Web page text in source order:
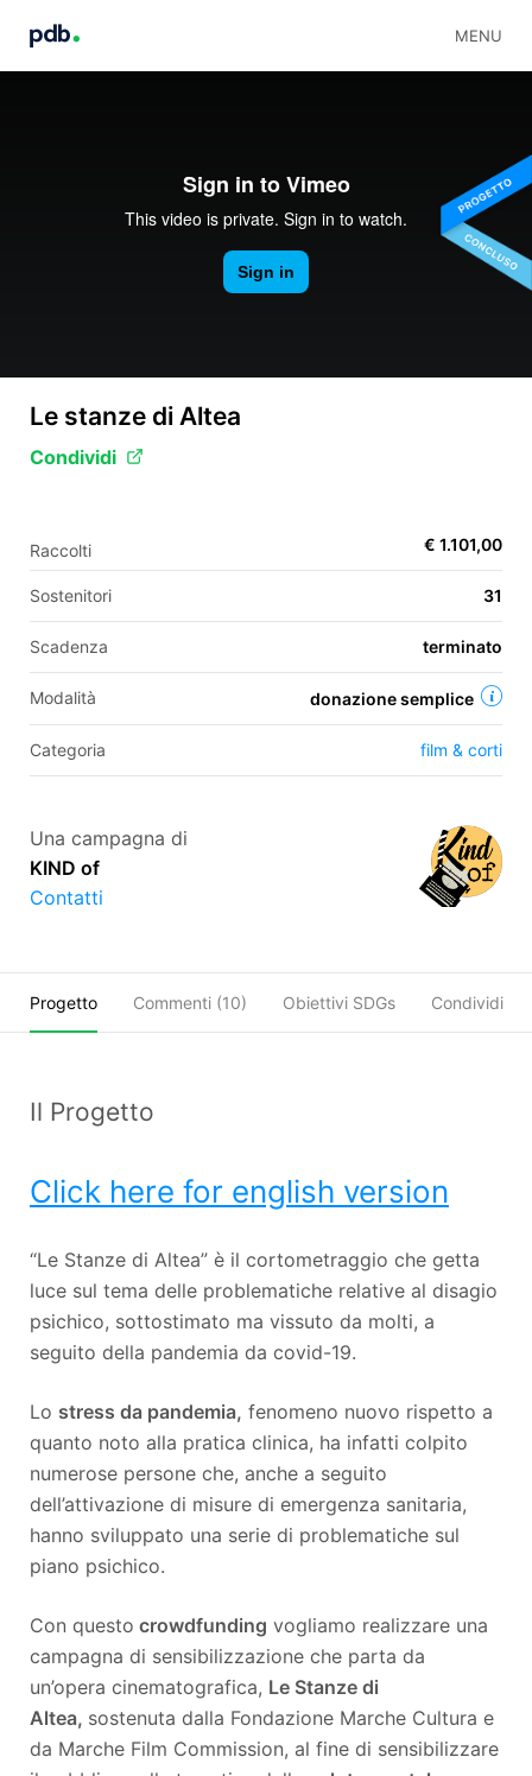
MENU
IT
EN
ES
Le stanze di Altea
Condividi
Raccolti € 1.101,00
Sostenitori 31
Scadenza terminato
Modalità donazione semplice
Categoria film & corti
Una campagna di
KIND of
Contatti
Progetto Commenti (10) Obiettivi SDGs Condividi
Il Progetto
Click here for english version
“Le Stanze di Altea” è il cortometraggio che getta
luce sul tema delle problematiche relative al disagio
psichico, sottostimato ma vissuto da molti, a
seguito della pandemia da covid-19.
Lo stress da pandemia, fenomeno nuovo rispetto a
quanto noto alla pratica clinica, ha infatti colpito
numerose persone che, anche a seguito
dell’attivazione di misure di emergenza sanitaria,
hanno sviluppato una serie di problematiche sul
piano psichico.
Con questo crowdfunding vogliamo realizzare una
campagna di sensibilizzazione che parta da
un’opera cinematografica, Le Stanze di
Altea, sostenuta dalla Fondazione Marche Cultura e
da Marche Film Commission, al fine di sensibilizzare